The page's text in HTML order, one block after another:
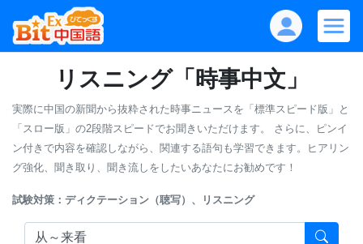
リスニング「時事中文」
実際に中国の新聞から抜粋された時事ニュースを「標準スピード版」と
「スロー版」の2段階スピードでお聞きいただけます。
さらに、ピンイ
ン付きで内容を確認しながら、関連する語句も学習できます。ヒアリン
グ強化、聞き取り、聞き流しをしたいあなたにお勧めです！
試験対策：ディクテーション（聴写）、リスニング